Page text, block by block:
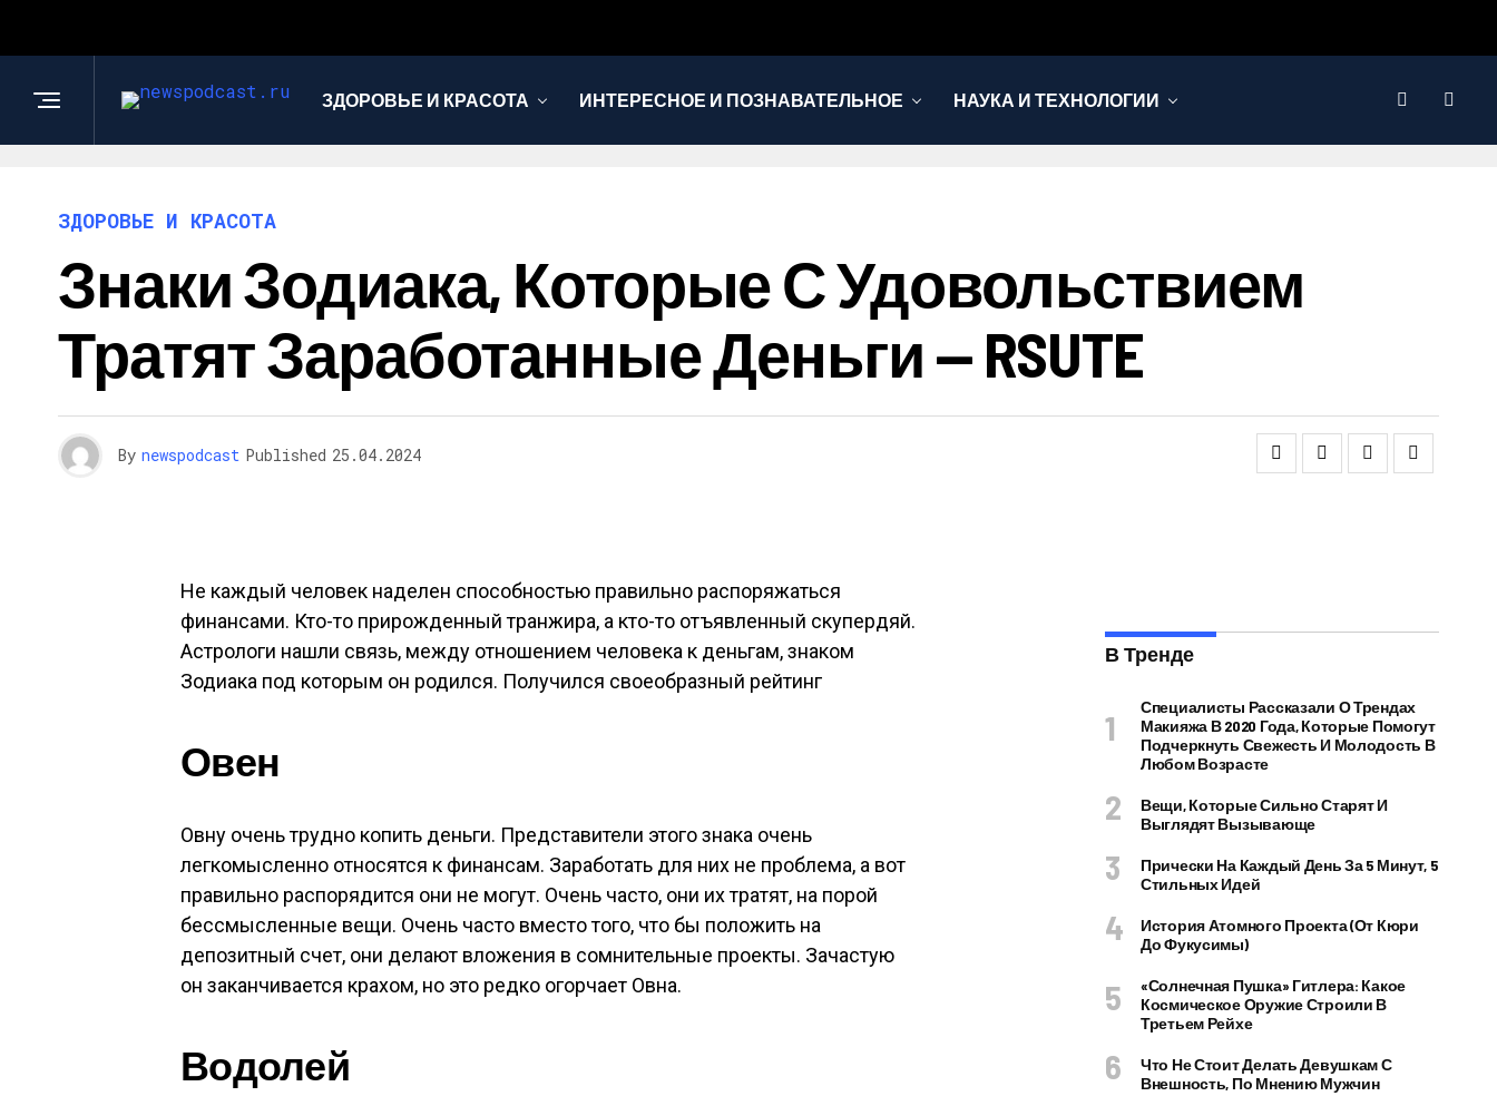
ЗДОРОВЬЕ И КРАСОТА ИНТЕРЕСНОЕ И ПОЗНАВАТЕЛЬНОЕ НАУКА И ТЕХНОЛОГИИ
ЗДОРОВЬЕ И КРАСОТА
Знаки Зодиака, Которые С Удовольствием
Тратят Заработанные Деньги — RSUTE
By newspodcast Published 25.04.2024
Не каждый человек наделен способностью правильно распоряжаться
финансами. Кто-то прирожденный транжира, а кто-то отъявленный скупердяй.
Астрологи нашли связь, между отношением человека к деньгам, знаком
Зодиака под которым он родился. Получился своеобразный рейтинг
Овен
Овну очень трудно копить деньги. Представители этого знака очень
легкомысленно относятся к финансам. Заработать для них не проблема, а вот
правильно распорядится они не могут. Очень часто, они их тратят, на порой
бессмысленные вещи. Очень часто вместо того, что бы положить на
депозитный счет, они делают вложения в сомнительные проекты. Зачастую
он заканчивается крахом, но это редко огорчает Овна.
Водолей
В Тренде
Специалисты Рассказали О Трендах
Макияжа В 2020 Года, Которые Помогут
Подчеркнуть Свежесть И Молодость В
Любом Возрасте
Вещи, Которые Сильно Старят И
Выглядят Вызывающе
Прически На Каждый День За 5 Минут, 5
Стильных Идей
История Атомного Проекта (от Кюри
До Фукусимы)
«Солнечная Пушка» Гитлера: Какое
Космическое Оружие Строили В
Третьем Рейхе
Что Не Стоит Делать Девушкам С
Внешность, По Мнению Мужчин